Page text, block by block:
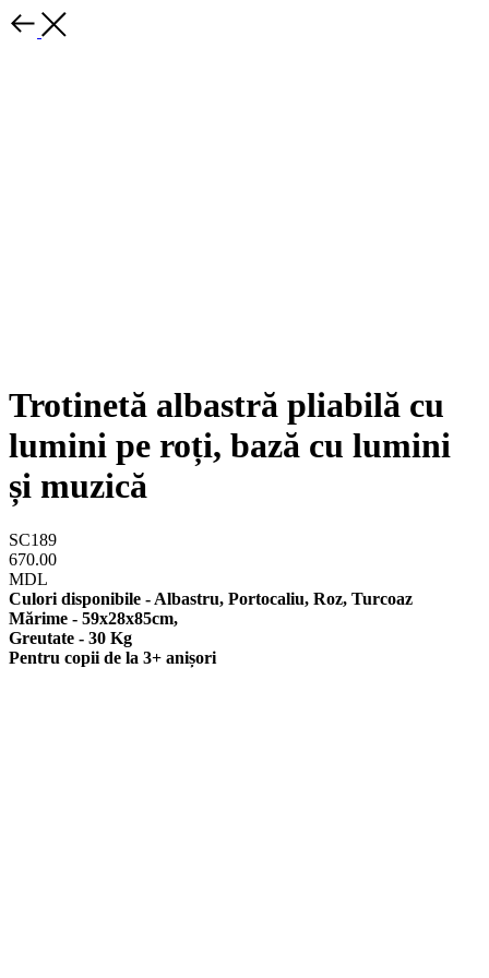
Trotinetă albastră pliabilă cu
lumini pe roți, bază cu lumini
și muzică
SC189
670.00
MDL
Culori disponibile - Albastru, Portocaliu, Roz, Turcoaz
Mărime - 59x28x85cm,
Greutate - 30 Kg
Pentru copii de la 3+ anișori